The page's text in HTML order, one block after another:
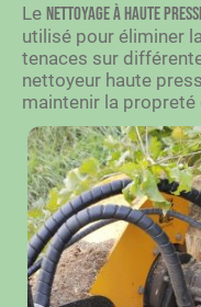
Le nettoyage à haute
utilisé pour éliminer
tenaces sur
nettoyeur haute
maintenir la